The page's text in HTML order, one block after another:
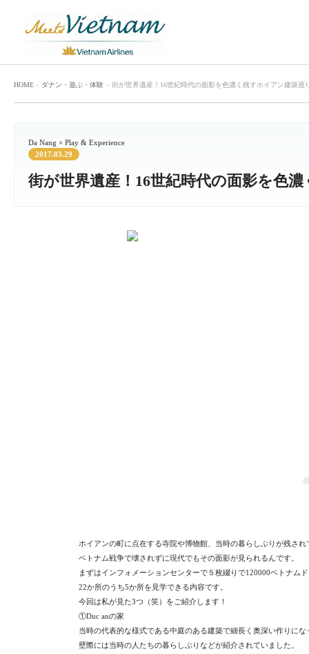
HOME ダナン ・遊ぶ・体験 街が世界遺産！16世紀時代の面影を色濃く残すホイアン建築巡
Da Nang × Play & Experience
2017.03.29
街が世界遺産！16世紀時代の面影を色
ホイアンの町に点在する寺院や博物館、当時の暮らしぶりが残さ
ベトナム戦争で壊されずに現代でもその面影が見られるんです。
まずはインフォメーションセンターで５枚綴りで120000ベトナム
22か所のうち5か所を見学できる内容です。
今回は私が見た3つ（笑）をご紹介します！
①Duc anの家
当時の代表的な様式である中庭のある建築で細長く奥深い作りにな
壁際には当時の人たちの暮らしぶりなどが紹介されていました。